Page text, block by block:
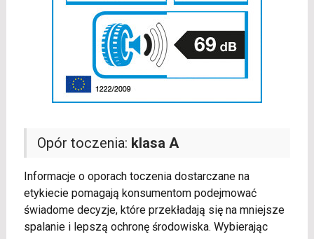
Opór toczenia: klasa A
Informacje o oporach toczenia dostarczane na
etykiecie pomagają konsumentom podejmować
świadome decyzje, które przekładają się na mniejsze
spalanie i lepszą ochronę środowiska. Wybierając